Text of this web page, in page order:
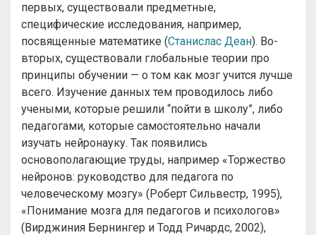
первых, существовали предметные,
специфические исследования, например,
посвященные математике (Станислас Деан). Во-
вторых, существовали глобальные теории про
принципы обучении — о том как мозг учится лучше
всего. Изучение данных тем проводилось либо
учеными, которые решили “пойти в школу”, либо
педагогами, которые самостоятельно начали
изучать нейронауку. Так появились
основополагающие труды, например «Торжество
нейронов: руководство для педагога по
человеческому мозгу» (Роберт Сильвестр, 1995),
«Понимание мозга для педагогов и психологов»
(Вирджиния Бернингер и Тодд Ричардс, 2002),